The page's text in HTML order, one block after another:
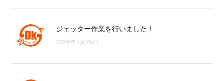
ジェッター作業を行いました！
2026年7月25日